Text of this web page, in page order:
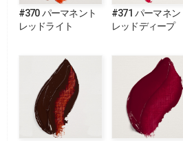
#370 パーマネント
レッドライト
#371 パーマネン
レッドディープ